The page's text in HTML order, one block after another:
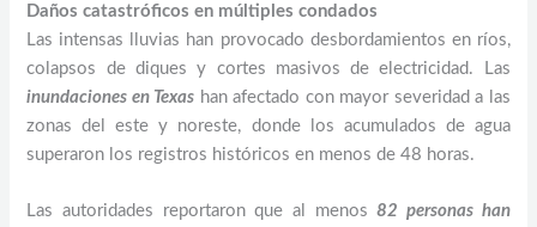
Daños catastróficos en múltiples condados
Las intensas lluvias han provocado desbordamientos en ríos,
colapsos de diques y cortes masivos de electricidad. Las
inundaciones en Texas han afectado con mayor severidad a las
zonas del este y noreste, donde los acumulados de agua
superaron los registros históricos en menos de 48 horas.
Las autoridades reportaron que al menos82 personas han